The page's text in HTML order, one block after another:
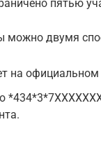
пятью
можно двумя
на официальном